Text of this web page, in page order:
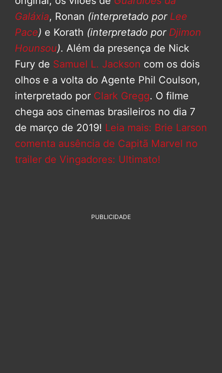
Galáxia, Ronan (interpretado por Lee
Pace) e Korath (interpretado por Djimon
Hounsou). Além da presença de Nick
Fury de Samuel L. Jackson com os dois
olhos e a volta do Agente Phil Coulson,
interpretado por Clark Gregg. O filme
chega aos cinemas brasileiros no dia 7
de março de 2019! Leia mais: Brie Larson
comenta ausência de Capitã Marvel no
trailer de Vingadores: Ultimato!
PUBLICIDADE